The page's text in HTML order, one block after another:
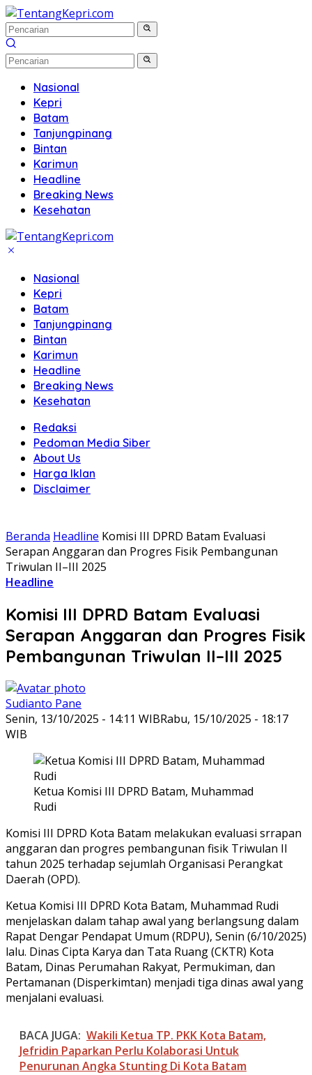
Langsung
ke
konten
Nasional
Kepri
Batam
Tanjungpinang
Bintan
Karimun
Headline
Breaking News
Kesehatan
Nasional
Kepri
Batam
Tanjungpinang
Bintan
Karimun
Headline
Breaking News
Kesehatan
Redaksi
Pedoman Media Siber
About Us
Harga Iklan
Disclaimer
Beranda Headline Komisi III DPRD Batam Evaluasi
Serapan Anggaran dan Progres Fisik Pembangunan
Triwulan II–III 2025
Headline
Komisi III DPRD Batam Evaluasi
Serapan Anggaran dan Progres Fisik
Pembangunan Triwulan II–III 2025
Sudianto Pane
Senin, 13/10/2025 - 14:11 WIBRabu, 15/10/2025 - 18:17
WIB
Ketua Komisi III DPRD Batam, Muhammad
Rudi
Komisi III DPRD Kota Batam melakukan evaluasi srrapan
anggaran dan progres pembangunan fisik Triwulan II
tahun 2025 terhadap sejumlah Organisasi Perangkat
Daerah (OPD).
Ketua Komisi III DPRD Kota Batam, Muhammad Rudi
menjelaskan dalam tahap awal yang berlangsung dalam
Rapat Dengar Pendapat Umum (RDPU), Senin (6/10/2025)
lalu. Dinas Cipta Karya dan Tata Ruang (CKTR) Kota
Batam, Dinas Perumahan Rakyat, Permukiman, dan
Pertamanan (Disperkimtan) menjadi tiga dinas awal yang
menjalani evaluasi.
BACA JUGA: Wakili Ketua TP. PKK Kota Batam,
Jefridin Paparkan Perlu Kolaborasi Untuk
Penurunan Angka Stunting Di Kota Batam